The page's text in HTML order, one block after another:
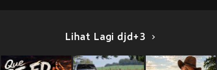
Lihat Lagi djd+3